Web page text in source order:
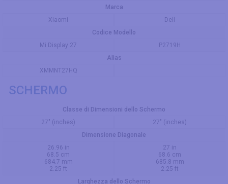
Marca
Xiaomi
Dell
Codice Modello
Mi Display 27
P2719H
Alias
XMMNT27HQ
SCHERMO
Classe di Dimensioni dello Schermo
27" (inches)
27" (inches)
Dimensione Diagonale
26.96 in
68.5 cm
684.7 mm
2.25 ft
27 in
68.6 cm
685.8 mm
2.25 ft
Larghezza dello Schermo